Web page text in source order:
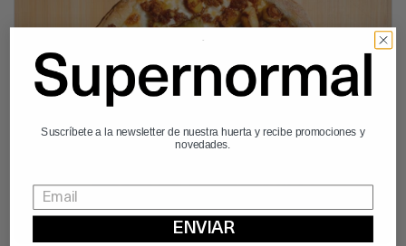
Suscríbete a la newsletter de nuestra huerta y recibe promociones y
novedades.
ENVIAR